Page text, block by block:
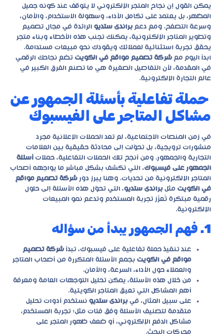
يمكن القول إن نجاح المتجر الإلكتروني لا يتوقف عند كونه جميل
المظهر، بل يعتمد على تكامل الأداء، وسهولة الاستخدام، والأمان،
وسرعة التصفح. ومع دعم براندى ستديو الرائدة في مجال تصميم
وتطوير المتاجر الإلكترونية، يمكنك تجنب هذه الأخطاء وبناء متجر
يحقق تجربة استثنائية لعملائك ويقودك نحو مبيعات مستدامة.
ابدأ اليوم مع شركة تصميم مواقع في الكويت تضع نجاحك الرقمي
في المقدمة، لأن التفاصيل الصغيرة هي ما تصنع الفرق الكبير في
عالم التجارة الإلكترونية.
حملة تفاعلية بأسئلة الجمهور عن
مشاكل المتاجر على الفيسبوك
في زمن المنصات الاجتماعية، لم تعد الحملات الإعلانية مجرد
منشورات ترويجية، بل تحوّلت إلى محادثة حقيقية بين العلامات
التجارية والجمهور. ومن أنجح تلك الحملات التفاعلية، حملات أسئلة
الجمهور على فيسبوك، التي تكشف بشكل مباشر ما يواجهه أصحاب
المتاجر الإلكترونية من تحديات. وهنا يبرز دور شركة تصميم مواقع
في الكويت مثل براندى ستديو، التي تحوّل هذه الأسئلة إلى حلول
رقمية مبتكرة تُعزّز تجربة المستخدم وتدعم نمو المبيعات
الإلكترونية.
1. فهم الجمهور يبدأ من سؤاله
عند تنفيذ حملة تفاعلية على فيسبوك، تبدأ شركة تصميم
مواقع في الكويت بجمع الأسئلة المتكررة من أصحاب المتاجر
والعملاء حول الأداء، السرعة، والأمان.
من خلال هذه الأسئلة، يمكن تحليل التوجهات العامة ومعرفة
أهم المشاكل التي تعيق المتاجر الكويتية.
على سبيل المثال، في براندى ستديو نستخدم أدوات تحليل
متقدمة لتصنيف الأسئلة وفق فئات مثل: تجربة المستخدم،
مشاكل الدفع الإلكتروني، أو ضعف ظهور المتجر على
محركات البحث.